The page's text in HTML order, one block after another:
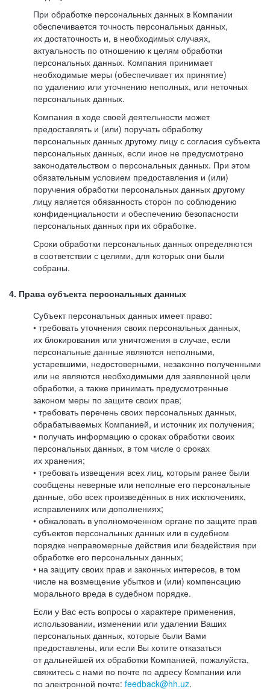
При обработке персональных данных в Компании
обеспечивается точность персональных данных,
их достаточность и, в необходимых случаях,
актуальность по отношению к целям обработки
персональных данных. Компания принимает
необходимые меры (обеспечивает их принятие)
по удалению или уточнению неполных, или неточных
персональных данных.
Компания в ходе своей деятельности может
предоставлять и (или) поручать обработку
персональных данных другому лицу с согласия субъекта
персональных данных, если иное не предусмотрено
законодательством о персональных данных. При этом
обязательным условием предоставления и (или)
поручения обработки персональных данных другому
лицу является обязанность сторон по соблюдению
конфиденциальности и обеспечению безопасности
персональных данных при их обработке.
Сроки обработки персональных данных определяются
в соответствии с целями, для которых они были
собраны.
4. Права субъекта персональных данных
Субъект персональных данных имеет право:
• требовать уточнения своих персональных данных,
их блокирования или уничтожения в случае, если
персональные данные являются неполными,
устаревшими, недостоверными, незаконно полученными
или не являются необходимыми для заявленной цели
обработки, а также принимать предусмотренные
законом меры по защите своих прав;
• требовать перечень своих персональных данных,
обрабатываемых Компанией, и источник их получения;
• получать информацию о сроках обработки своих
персональных данных, в том числе о сроках
их хранения;
• требовать извещения всех лиц, которым ранее были
сообщены неверные или неполные его персональные
данные, обо всех произведённых в них исключениях,
исправлениях или дополнениях;
• обжаловать в уполномоченном органе по защите прав
субъектов персональных данных или в судебном
порядке неправомерные действия или бездействия при
обработке его персональных данных;
• на защиту своих прав и законных интересов, в том
числе на возмещение убытков и (или) компенсацию
морального вреда в судебном порядке.
Если у Вас есть вопросы о характере применения,
использовании, изменении или удалении Ваших
персональных данных, которые были Вами
предоставлены, или если Вы хотите отказаться
от дальнейшей их обработки Компанией, пожалуйста,
свяжитесь с нами по почте по адресу Компании или
по электронной почте: feedback@hh.uz.